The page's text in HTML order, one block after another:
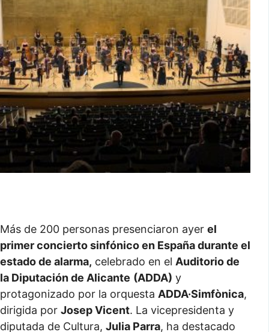
Más de 200 personas presenciaron ayer el
primer concierto sinfónico en España durante el
estado de alarma, celebrado en el Auditorio de
la Diputación de Alicante (ADDA) y
protagonizado por la orquesta ADDA·Simfònica,
dirigida por Josep Vicent. La vicepresidenta y
diputada de Cultura, Julia Parra, ha destacado